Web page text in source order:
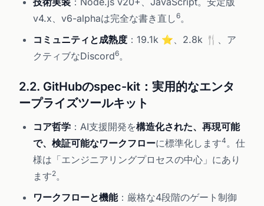
v4.x、v6-alphaは完全な書き直し6。
コミュニティと成熟度 ：19.1k ⭐、2.8k 🍴、ア
クティブなDiscord6。
2.2. GitHubのspec-kit：実用的なエンタ
ープライズツールキット
コア哲学 ：AI支援開発を構造化された、再現可能
で、検証可能なワークフローに標準化します4。仕
様は「エンジニアリングプロセスの中心」にあり
ます2。
ワークフローと機能：厳格な4段階のゲート制御